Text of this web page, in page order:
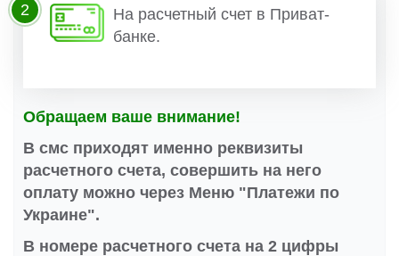
На расчетный счет в Приват-
банке.
2
Обращаем ваше внимание!
В смс приходят именно реквизиты
расчетного счета, совершить на него
оплату можно через Меню "Платежи по
Украине".
В номере расчетного счета на 2 цифры